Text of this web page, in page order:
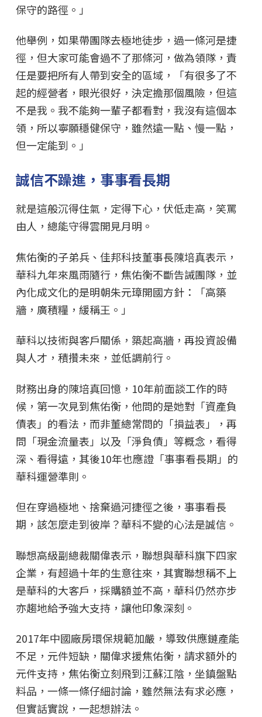
保守的路徑。」
他舉例，如果帶團隊去極地徒步，過一條河是捷
徑，但大家可能會過不了那條河，做為領隊，責
任是要把所有人帶到安全的區域，「有很多了不
起的經營者，眼光很好，決定擔那個風險，但這
不是我。我不能夠一輩子都看對，我沒有這個本
領，所以寧願穩健保守，雖然遠一點、慢一點，
但一定能到。」
誠信不躁進，事事看長期
就是這般沉得住氣，定得下心，伏低走高，笑罵
由人，總能守得雲開見月明。
焦佑衡的子弟兵、佳邦科技董事長陳培真表示，
華科九年來風雨隨行，焦佑衡不斷告誡團隊，並
內化成文化的是明朝朱元璋開國方針：「高築
牆，廣積糧，緩稱王。」
華科以技術與客戶關係，築起高牆，再投資設備
與人才，積攢未來，並低調前行。
財務出身的陳培真回憶，10年前面談工作的時
候，第一次見到焦佑衡，他問的是她對「資產負
債表」的看法，而非董總常問的「損益表」，再
問「現金流量表」以及「淨負債」等概念，看得
深、看得遠，其後10年也應證「事事看長期」的
華科運營準則。
但在穿過極地、捨棄過河捷徑之後，事事看長
期，該怎麼走到彼岸？華科不變的心法是誠信。
聯想高級副總裁關偉表示，聯想與華科旗下四家
企業，有超過十年的生意往來，其實聯想稱不上
是華科的大客戶，採購額並不高，華科仍然亦步
亦趨地給予強大支持，讓他印象深刻。
2017年中國廠房環保規範加嚴，導致供應鏈產能
不足，元件短缺，關偉求援焦佑衡，請求額外的
元件支持，焦佑衡立刻飛到江蘇江陰，坐鎮盤點
料品，一條一條仔細討論，雖然無法有求必應，
但實話實說，一起想辦法。